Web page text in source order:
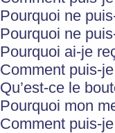
Pourquoi ne
Pourquoi ne
Pourquoi ai-je
Comment puis-
Qu’est-ce le
Pourquoi mon
Comment puis-